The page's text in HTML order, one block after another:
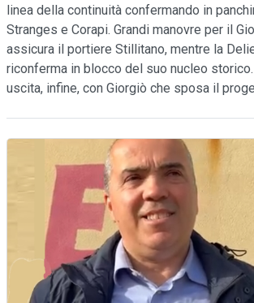
linea della continuità confermando in
Stranges e Corapi. Grandi manovre per il
assicura il portiere Stillitano, mentre la
riconferma in blocco del suo nucleo
uscita, infine, con Giorgiò che sposa il